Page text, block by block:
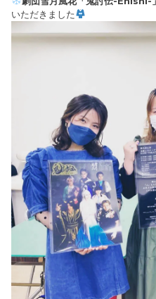
いただきました